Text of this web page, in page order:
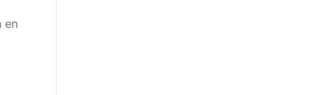
en